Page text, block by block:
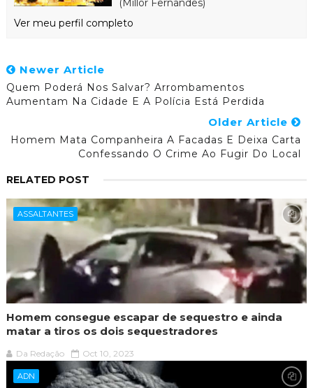
(Millôr Fernandes)
Ver meu perfil completo
Newer Article
Quem Poderá Nos Salvar? Arrombamentos
Aumentam Na Cidade E A Polícia Está Perdida
Older Article
Homem Mata Companheira A Facadas E Deixa Carta
Confessando O Crime Ao Fugir Do Local
RELATED POST
ASSALTANTES
Homem consegue escapar de sequestro e ainda
matar a tiros os dois sequestradores
Da Redação Oct 10, 2023
ADN